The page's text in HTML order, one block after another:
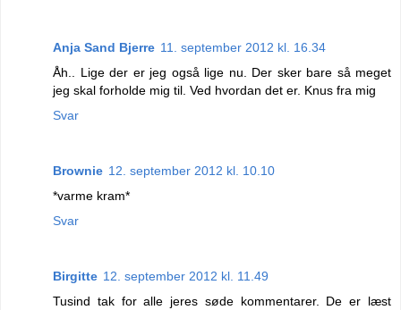
Anja Sand Bjerre 11. september 2012 kl. 16.34
Åh.. Lige der er jeg også lige nu. Der sker bare så meget
jeg skal forholde mig til. Ved hvordan det er. Knus fra mig
Svar
Brownie 12. september 2012 kl. 10.10
*varme kram*
Svar
Birgitte 12. september 2012 kl. 11.49
Tusind tak for alle jeres søde kommentarer. De er læst